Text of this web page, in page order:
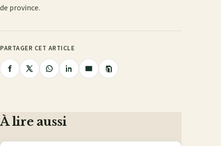
de province.
PARTAGER CET ARTICLE
PartagerPartagerPartagerPartagerPartager
Copier
le
À lire aussi